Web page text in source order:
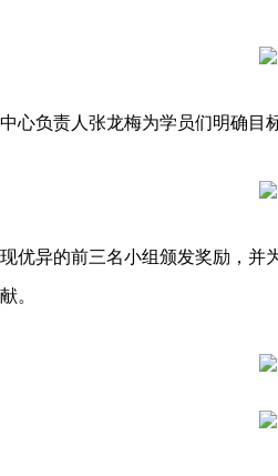
心负责人张龙梅为学员们明确目
异的前三名小组颁发奖励，并
。